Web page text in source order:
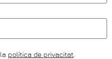
política de privacitat